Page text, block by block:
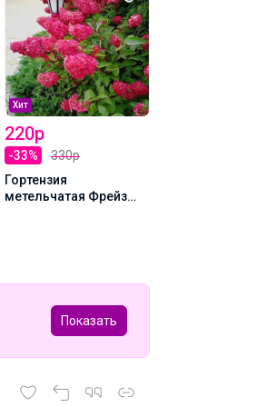
Хит
220р
-33%
330р
Гортензия
метельчатая Фрейз
Показать